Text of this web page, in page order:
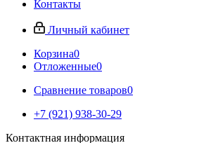
Контакты
Личный кабинет
Корзина0
Отложенные0
Сравнение товаров0
+7 (921) 938-30-29
Контактная информация